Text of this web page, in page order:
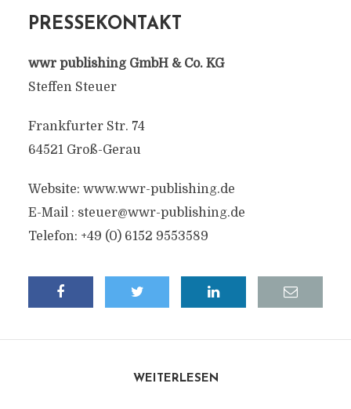
PRESSEKONTAKT
wwr publishing GmbH & Co. KG
Steffen Steuer
Frankfurter Str. 74
64521 Groß-Gerau
Website: www.wwr-publishing.de
E-Mail : steuer@wwr-publishing.de
Telefon: +49 (0) 6152 9553589
WEITERLESEN